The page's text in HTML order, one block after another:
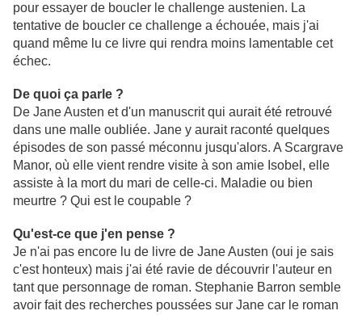
pour essayer de boucler le challenge austenien. La
tentative de boucler ce challenge a échouée, mais j'ai
quand même lu ce livre qui rendra moins lamentable cet
échec.
De quoi ça parle ?
De Jane Austen et d'un manuscrit qui aurait été retrouvé
dans une malle oubliée. Jane y aurait raconté quelques
épisodes de son passé méconnu jusqu'alors. A Scargrave
Manor, où elle vient rendre visite à son amie Isobel, elle
assiste à la mort du mari de celle-ci. Maladie ou bien
meurtre ? Qui est le coupable ?
Qu'est-ce que j'en pense ?
Je n'ai pas encore lu de livre de Jane Austen (oui je sais
c'est honteux) mais j'ai été ravie de découvrir l'auteur en
tant que personnage de roman. Stephanie Barron semble
avoir fait des recherches poussées sur Jane car le roman